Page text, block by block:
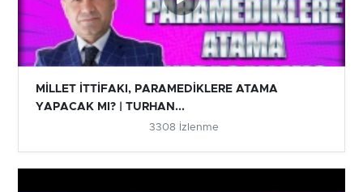
MİLLET İTTİFAKI, PARAMEDİKLERE ATAMA
YAPACAK MI? | TURHAN...
3308 İzlenme